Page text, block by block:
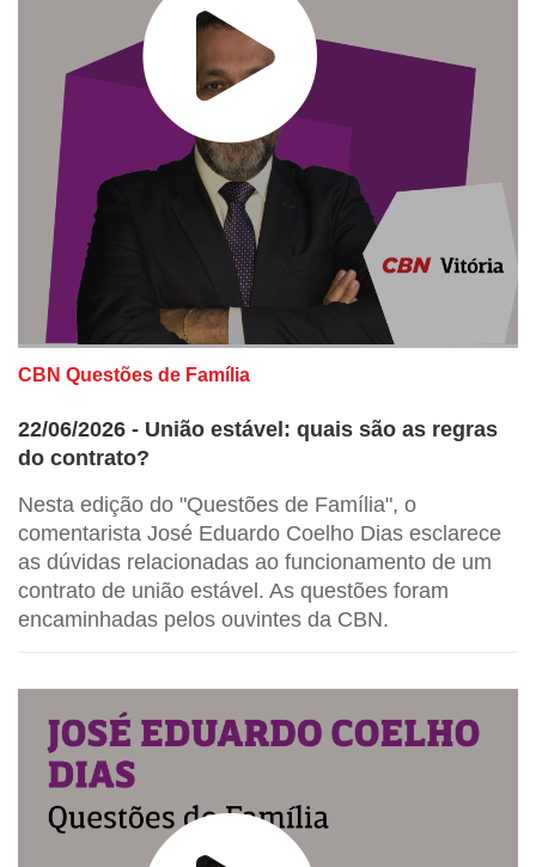
CBN Questões de Família
22/06/2026 - União estável: quais são as regras
do contrato?
Nesta edição do "Questões de Família", o
comentarista José Eduardo Coelho Dias esclarece
as dúvidas relacionadas ao funcionamento de um
contrato de união estável. As questões foram
encaminhadas pelos ouvintes da CBN.